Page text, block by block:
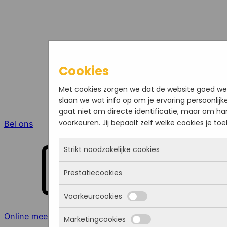
Bel ons
Online meeting
Cookies
Met cookies zorgen we dat de website goed
slaan we wat info op om je ervaring
gaat niet om directe identificatie, maar om
voorkeuren. Jij bepaalt zelf welke cookies je
Strikt noodzakelijke cookies
Deze cookies zorgen ervoor dat de website
altijd actief en kunnen niet worden uitgezet.
geplaatst als jij iets doet, zoals inloggen,
privacyvoorkeuren opslaan. Je kunt je
cookies blokkeert of je waarschuwt, maar
Prestatiecookies
Met deze cookies zien we hoe vaak onze
bezoekers vandaan komen en welke
de website blijven verbeteren. Alles wat we
Voorkeurcookies
Deze cookies onthouden jouw voorkeuren.
Marketingcookies